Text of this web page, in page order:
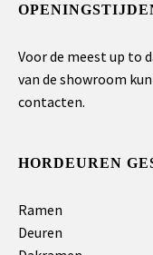
Voor de meest up to
van de showroom
contacten.
HORDEUREN
Ramen
Deuren